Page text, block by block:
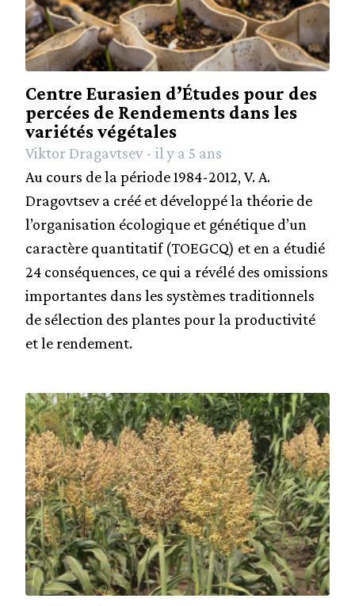
Centre Eurasien d’Études pour des
percées de Rendements dans les
variétés végétales
Viktor Dragavtsev - il y a 5 ans
Au cours de la période 1984-2012, V. A.
Dragovtsev a créé et développé la théorie de
l’organisation écologique et génétique d’un
caractère quantitatif (TOEGCQ) et en a étudié
24 conséquences, ce qui a révélé des omissions
importantes dans les systèmes traditionnels
de sélection des plantes pour la productivité
et le rendement.